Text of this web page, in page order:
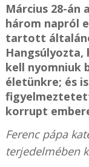
Március 28-án
három napról
tartott
Hangsúlyozta,
kell nyomniuk
életünkre; és
korrupt
Ferenc pápa
terjedelmében